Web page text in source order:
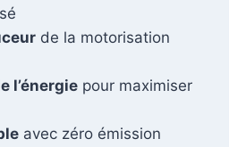
de la motorisation
l’énergie pour maximiser
avec zéro émission